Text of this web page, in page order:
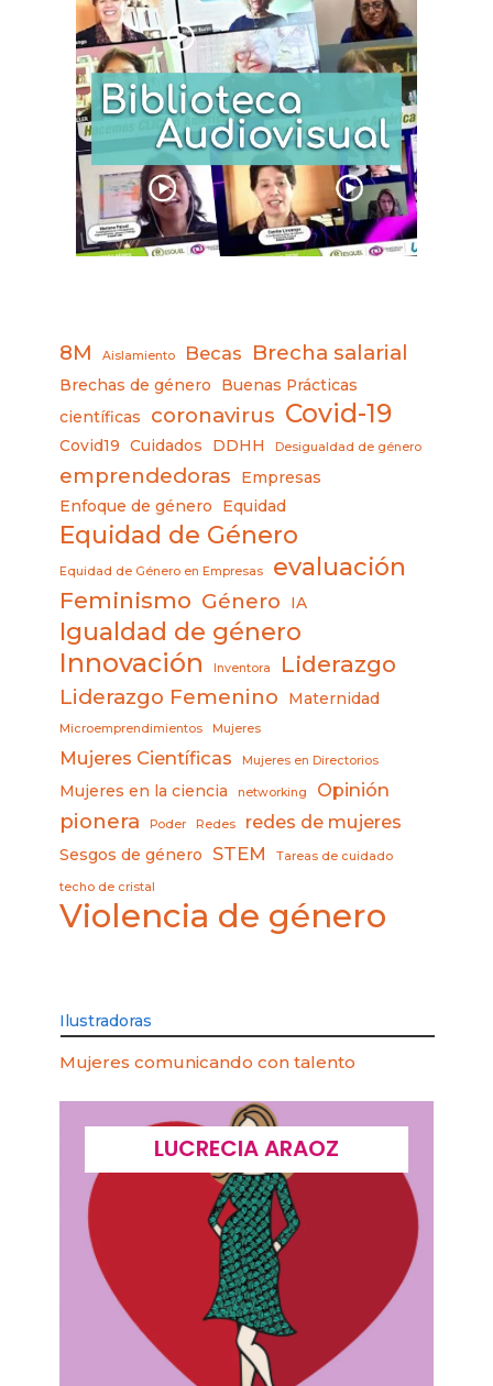
8M Aislamiento Becas Brecha salarial
Brechas de género
Buenas Prácticas
científicas
coronavirus Covid-19
Covid19 Cuidados DDHH Desigualdad de género
emprendedoras
Empresas
Enfoque de género
Equidad
Equidad de Género
Equidad de Género en Empresas evaluación
Feminismo Género IA
Igualdad de género
Innovación Inventora Liderazgo
Liderazgo Femenino Maternidad
Microemprendimientos Mujeres
Mujeres Científicas Mujeres en Directorios
Mujeres en la ciencia networking Opinión
pionera Poder Redes redes de mujeres
Sesgos de género STEM Tareas de cuidado
techo de cristal
Violencia de género
Ilustradoras
Mujeres comunicando con talento
LUCRECIA ARAOZ